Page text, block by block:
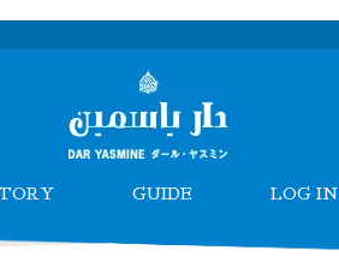
GUIDE LOG IN